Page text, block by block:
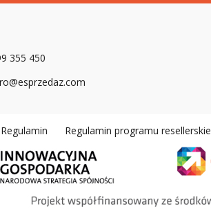
355 450
Regulamin Regulamin programu